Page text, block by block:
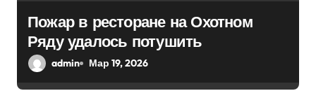
Пожар в ресторане на Охотном
Ряду удалось потушить
admin Мар 19, 2026